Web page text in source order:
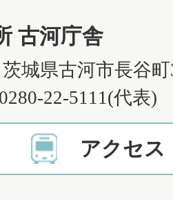
古河庁舎
茨城県古河市長谷
22-5111(代表)
アクセス